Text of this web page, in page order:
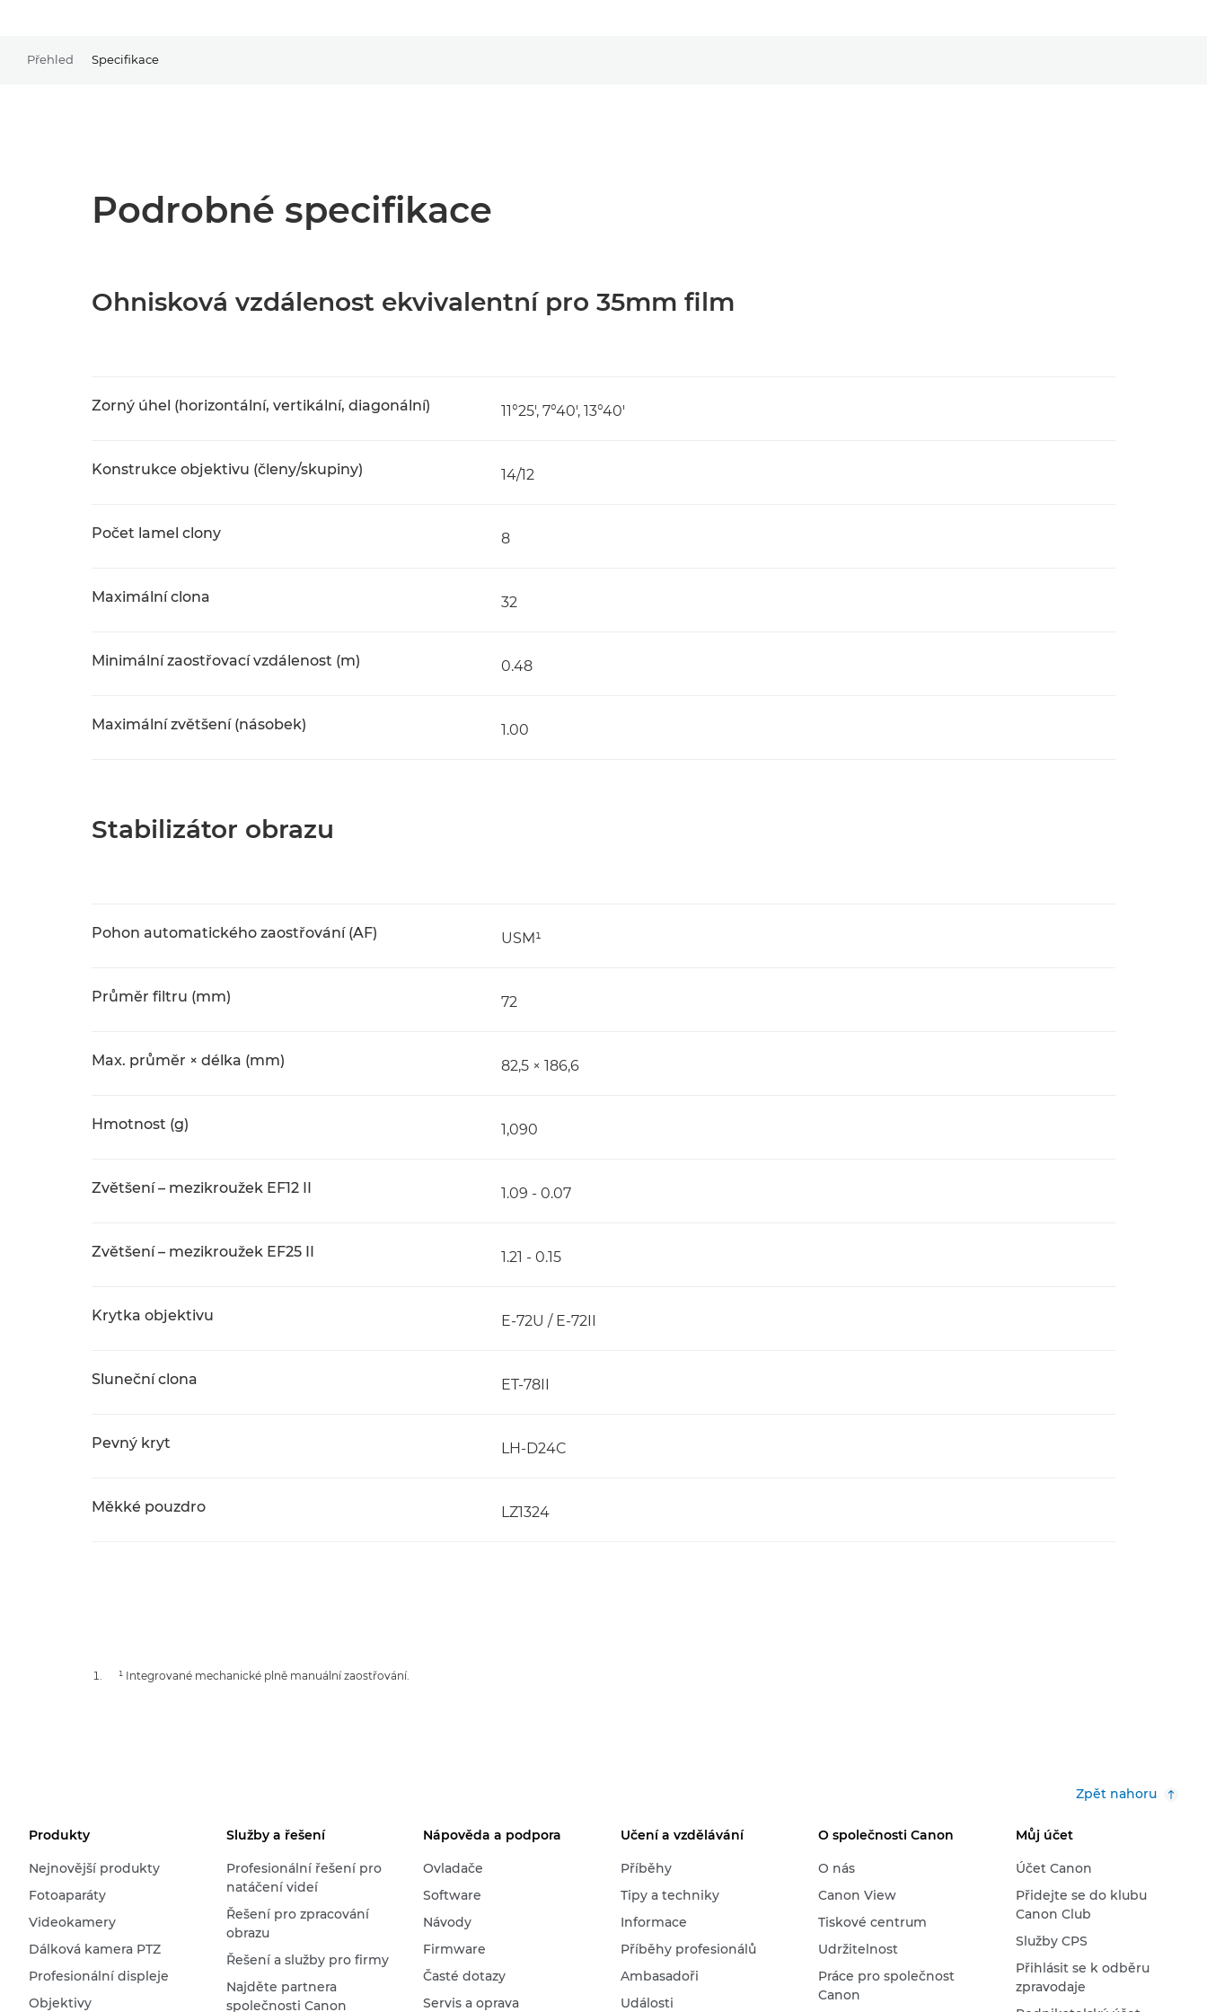
Přehled Specifikace
Podrobné specifikace
Ohnisková vzdálenost ekvivalentní pro 35mm film
Zorný úhel (horizontální, vertikální, diagonální) 11°25', 7°40', 13°40'
Konstrukce objektivu (členy/skupiny) 14/12
Počet lamel clony 8
Maximální clona 32
Minimální zaostřovací vzdálenost (m) 0.48
Maximální zvětšení (násobek) 1.00
Stabilizátor obrazu
Pohon automatického zaostřování (AF) USM¹
Průměr filtru (mm) 72
Max. průměr × délka (mm) 82,5 × 186,6
Hmotnost (g) 1,090
Zvětšení – mezikroužek EF12 II 1.09 - 0.07
Zvětšení – mezikroužek EF25 II 1.21 - 0.15
Krytka objektivu E-72U / E-72II
Sluneční clona ET-78II
Pevný kryt LH-D24C
Měkké pouzdro LZ1324
¹ Integrované mechanické plně manuální zaostřování.
Zpět nahoru
Produkty
Nejnovější produkty
Fotoaparáty
Videokamery
Dálková kamera PTZ
Profesionální displeje
Objektivy
Služby a řešení
Profesionální řešení pro
natáčení videí
Řešení pro zpracování
obrazu
Řešení a služby pro firmy
Najděte partnera
společnosti Canon
Nápověda a podpora
Ovladače
Software
Návody
Firmware
Časté dotazy
Servis a oprava
Učení a vzdělávání
Příběhy
Tipy a techniky
Informace
Příběhy profesionálů
Ambasadoři
Události
O společnosti Canon
O nás
Canon View
Tiskové centrum
Udržitelnost
Práce pro společnost
Canon
Můj účet
Účet Canon
Přidejte se do klubu
Canon Club
Služby CPS
Přihlásit se k odběru
zpravodaje